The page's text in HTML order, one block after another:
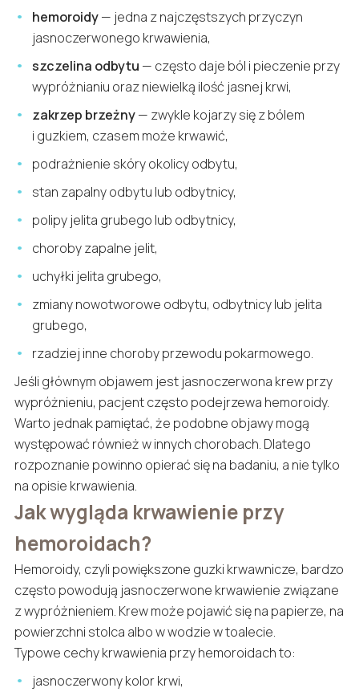
hemoroidy— jedna z najczęstszych przyczyn
jasnoczerwonego krwawienia,
szczelina odbytu — często daje ból i pieczenie przy
wypróżnianiu oraz niewielką ilość jasnej krwi,
zakrzep brzeżny— zwykle kojarzy się z bólem
i guzkiem, czasem może krwawić,
podrażnienie skóry okolicy odbytu,
stan zapalny odbytu lub odbytnicy,
polipy jelita grubego lub odbytnicy,
choroby zapalne jelit,
uchyłki jelita grubego,
zmiany nowotworowe odbytu, odbytnicy lub jelita
grubego,
rzadziej inne choroby przewodu pokarmowego.
Jeśli głównym objawem jest jasnoczerwona krew przy
wypróżnieniu, pacjent często podejrzewa hemoroidy.
Warto jednak pamiętać, że podobne objawy mogą
występować również w innych chorobach. Dlatego
rozpoznanie powinno opierać się na badaniu, a nie tylko
na opisie krwawienia.
Jak wygląda krwawienie przy
hemoroidach?
Hemoroidy, czyli powiększone guzki krwawnicze, bardzo
często powodują jasnoczerwone krwawienie związane
z wypróżnieniem. Krew może pojawić się na papierze, na
powierzchni stolca albo w wodzie w toalecie.
Typowe cechy krwawienia przy hemoroidach to:
jasnoczerwony kolor krwi,